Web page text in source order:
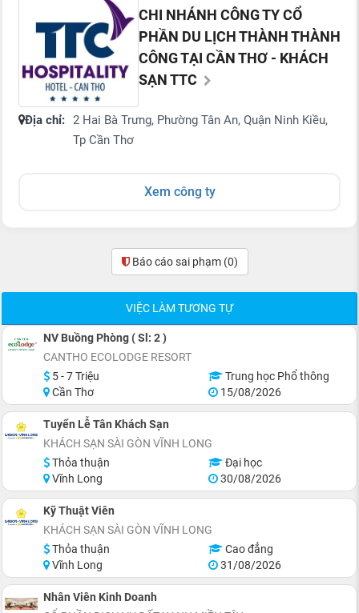
CHI NHÁNH CÔNG TY CỔ
PHẦN DU LỊCH THÀNH THÀNH
CÔNG TẠI CẦN THƠ - KHÁCH
SẠN TTC
Địa chỉ: 2 Hai Bà Trưng, Phường Tân An, Quận Ninh Kiều,
Tp Cần Thơ
Xem công ty
Báo cáo sai phạm (0)
VIỆC LÀM TƯƠNG TỰ
NV Buồng Phòng ( Sl: 2 )
CANTHO ECOLODGE RESORT
5 - 7 Triệu
Trung học Phổ thông
Cần Thơ
15/08/2026
Tuyển Lễ Tân Khách Sạn
KHÁCH SẠN SÀI GÒN VĨNH LONG
Thỏa thuận
Đại học
Vĩnh Long
30/08/2026
Kỹ Thuật Viên
KHÁCH SẠN SÀI GÒN VĨNH LONG
Thỏa thuận
Cao đẳng
Vĩnh Long
31/08/2026
Nhân Viên Kinh Doanh